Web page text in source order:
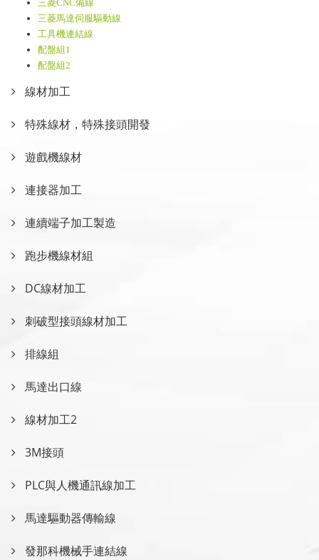
三菱CNC備線
三菱馬達伺服驅動線
工具機連結線
配盤組1
配盤組2
線材加工
特殊線材，特殊接頭開發
遊戲機線材
連接器加工
連續端子加工製造
跑步機線材組
DC線材加工
刺破型接頭線材加工
排線組
馬達出口線
線材加工2
3M接頭
PLC與人機通訊線加工
馬達驅動器傳輸線
發那科機械手連結線